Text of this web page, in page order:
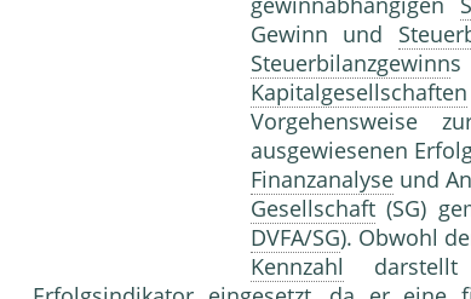
Gewinn und
Steuerbilanzgewinns
Kapitalgesellschaften
Vorgehensweise
ausgewiesenen
Finanzanalyse und
Gesellschaft (SG)
DVFA/SG). Obwohl
Kennzahl